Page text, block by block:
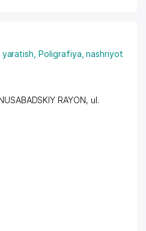
yaratish ,Poligrafiya, nashriyot
RAYON, ul.